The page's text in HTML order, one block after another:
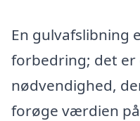
En gulvafslibning
forbedring; det er
nødvendighed,
forøge værdien